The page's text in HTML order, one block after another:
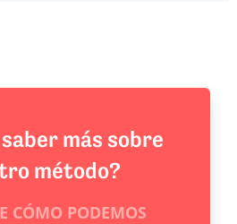
más sobre
método?
CÓMO PODEMOS